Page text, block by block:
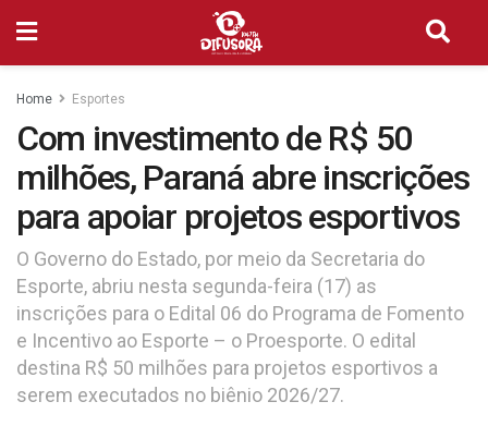
Home Esportes
Com investimento de R$ 50
milhões, Paraná abre inscrições
para apoiar projetos esportivos
O Governo do Estado, por meio da Secretaria do
Esporte, abriu nesta segunda-feira (17) as
inscrições para o Edital 06 do Programa de Fomento
e Incentivo ao Esporte – o Proesporte. O edital
destina R$ 50 milhões para projetos esportivos a
serem executados no biênio 2026/27.